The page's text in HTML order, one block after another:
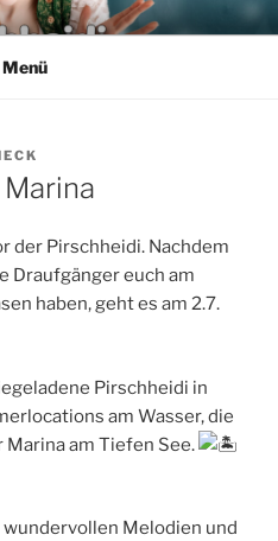
SCHLAGER
– DIE FRANK
Menü
der Pirschheidi. Nachdem
Draufgänger euch am
haben, geht es am 2.7.
Pirschheidi in
am Wasser, die
Marina am Tiefen See.
Melodien und